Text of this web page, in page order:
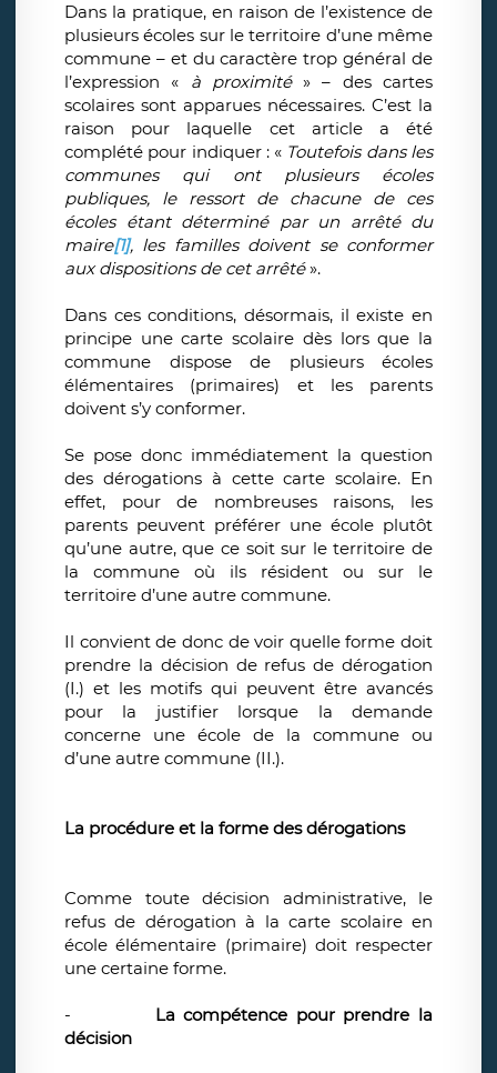
Dans la pratique, en raison de l’existence de
plusieurs écoles sur le territoire d’une même
commune – et du caractère trop général de
l’expression « à proximité» – des cartes
scolaires sont apparues nécessaires. C’est la
raison pour laquelle cet article a été
complété pour indiquer : « Toutefois dans les
communes qui ont plusieurs écoles
publiques, le ressort de chacune de ces
écoles étant déterminé par un arrêté du
maire[1], les familles doivent se conformer
aux dispositions de cet arrêté».
Dans ces conditions, désormais, il existe en
principe une carte scolaire dès lors que la
commune dispose de plusieurs écoles
élémentaires (primaires) et les parents
doivent s’y conformer.
Se pose donc immédiatement la question
des dérogations à cette carte scolaire. En
effet, pour de nombreuses raisons, les
parents peuvent préférer une école plutôt
qu’une autre, que ce soit sur le territoire de
la commune où ils résident ou sur le
territoire d’une autre commune.
Il convient de donc de voir quelle forme doit
prendre la décision de refus de dérogation
(I.) et les motifs qui peuvent être avancés
pour la justifier lorsque la demande
concerne une école de la commune ou
d’une autre commune (II.).
La procédure et la forme des dérogations
Comme toute décision administrative, le
refus de dérogation à la carte scolaire en
école élémentaire (primaire) doit respecter
une certaine forme.
-
La compétence pour prendre la
décision